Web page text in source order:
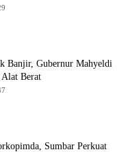
Banjir, Gubernur Mahyeldi
Alat Berat
Sumbar Perkuat